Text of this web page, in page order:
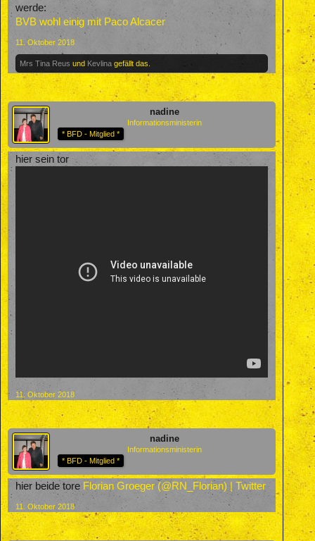
werde:
BVB wohl einig mit Paco Alcacer
11. Oktober 2018
Mrs Tina Reus und Kevlina gefällt das.
nadine
Informationsministerin
* BFD - Mitglied *
hier sein tor
11. Oktober 2018
nadine
Informationsministerin
* BFD - Mitglied *
hier beide tore Florian Groeger (@RN_Florian) | Twitter
11. Oktober 2018